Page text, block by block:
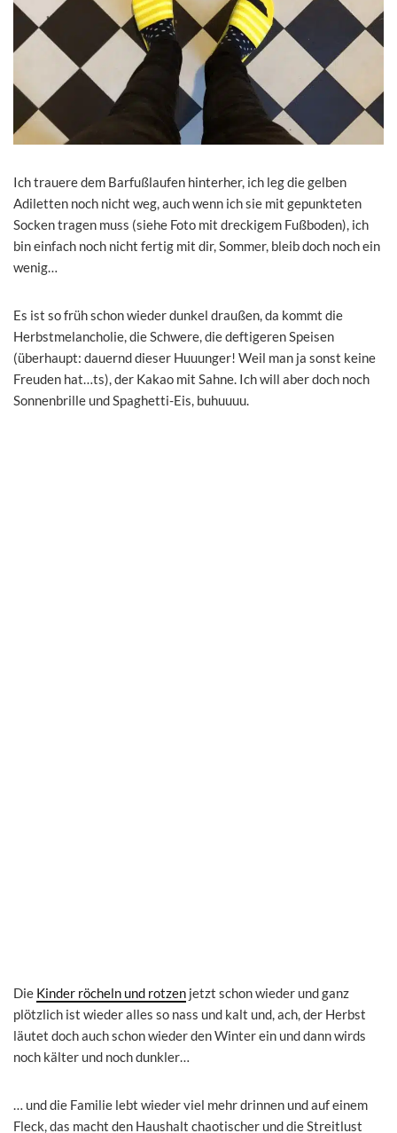
Ich trauere dem Barfußlaufen hinterher, ich leg die gelben
Adiletten noch nicht weg, auch wenn ich sie mit gepunkteten
Socken tragen muss (siehe Foto mit dreckigem Fußboden), ich
bin einfach noch nicht fertig mit dir, Sommer, bleib doch noch ein
wenig…
Es ist so früh schon wieder dunkel draußen, da kommt die
Herbstmelancholie, die Schwere, die deftigeren Speisen
(überhaupt: dauernd dieser Huuunger! Weil man ja sonst keine
Freuden hat…ts), der Kakao mit Sahne. Ich will aber doch noch
Sonnenbrille und Spaghetti-Eis, buhuuuu.
Die Kinder röcheln und rotzen jetzt schon wieder und ganz
plötzlich ist wieder alles so nass und kalt und, ach, der Herbst
läutet doch auch schon wieder den Winter ein und dann wirds
noch kälter und noch dunkler…
… und die Familie lebt wieder viel mehr drinnen und auf einem
Fleck, das macht den Haushalt chaotischer und die Streitlust